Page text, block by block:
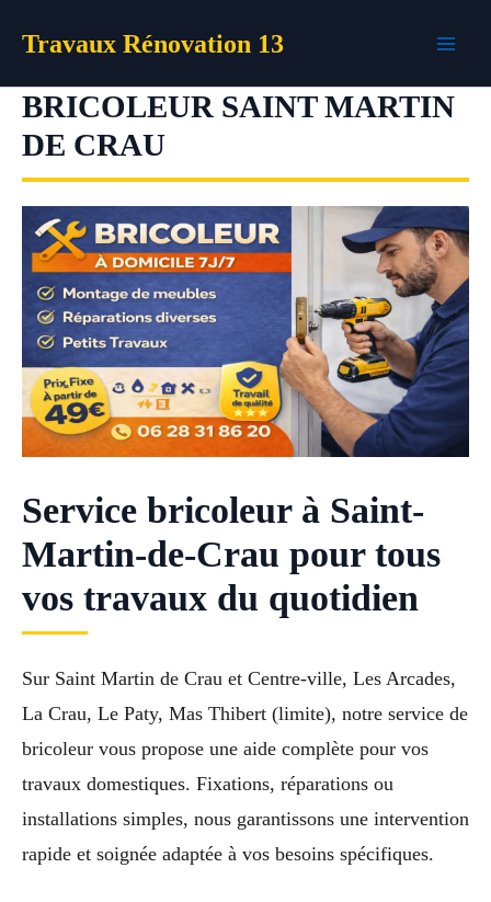
Travaux Rénovation 13
BRICOLEUR SAINT MARTIN
DE CRAU
Service bricoleur à Saint-
Martin-de-Crau pour tous
vos travaux du quotidien
Sur Saint Martin de Crau et Centre-ville, Les Arcades,
La Crau, Le Paty, Mas Thibert (limite), notre service de
bricoleur vous propose une aide complète pour vos
travaux domestiques. Fixations, réparations ou
installations simples, nous garantissons une intervention
rapide et soignée adaptée à vos besoins spécifiques.